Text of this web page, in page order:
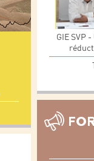
GIE SVP